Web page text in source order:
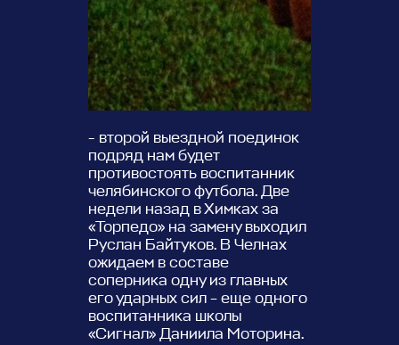
- второй выездной поединок
подряд нам будет
противостоять воспитанник
челябинского футбола. Две
недели назад в Химках за
«Торпедо» на замену выходил
Руслан Байтуков. В Челнах
ожидаем в составе
соперника одну из главных
его ударных сил – еще одного
воспитанника школы
«Сигнал» Даниила Моторина.